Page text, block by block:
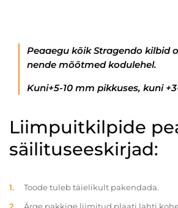
Peaaegu kõik Stragendo kilbid
nende mõõtmed kodulehel.
Kuni+5-10 mm pikkuses, kuni
Liimpuitkilpide
säilituseeskirjad:
Toode tuleb täielikult pakendada.